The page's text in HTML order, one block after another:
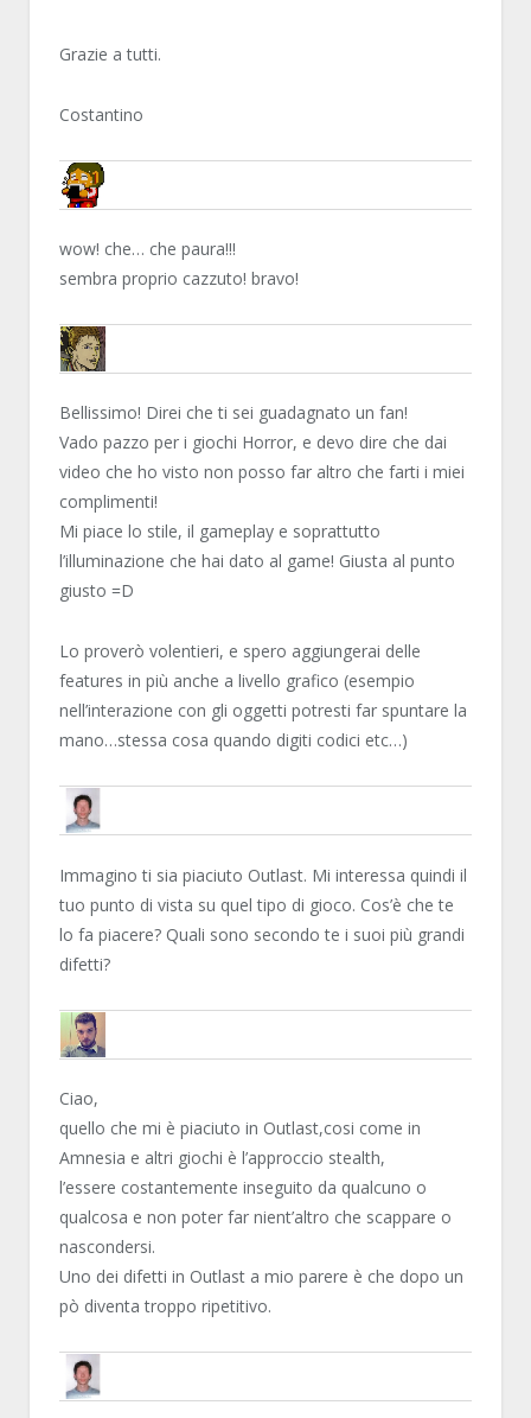
Grazie a tutti.
Costantino
NN81
wow! che… che paura!!!
sembra proprio cazzuto! bravo!
ALLY
Bellissimo! Direi che ti sei guadagnato un fan!
Vado pazzo per i giochi Horror, e devo dire che dai
video che ho visto non posso far altro che farti i miei
complimenti!
Mi piace lo stile, il gameplay e soprattutto
l’illuminazione che hai dato al game! Giusta al punto
giusto =D
Lo proverò volentieri, e spero aggiungerai delle
features in più anche a livello grafico (esempio
nell’interazione con gli oggetti potresti far spuntare la
mano…stessa cosa quando digiti codici etc…)
THEGIALLO
Immagino ti sia piaciuto Outlast. Mi interessa quindi il
tuo punto di vista su quel tipo di gioco. Cos’è che te
lo fa piacere? Quali sono secondo te i suoi più grandi
difetti?
DEADBYTE
Ciao,
quello che mi è piaciuto in Outlast,cosi come in
Amnesia e altri giochi è l’approccio stealth,
l’essere costantemente inseguito da qualcuno o
qualcosa e non poter far nient’altro che scappare o
nascondersi.
Uno dei difetti in Outlast a mio parere è che dopo un
pò diventa troppo ripetitivo.
THEGIALLO